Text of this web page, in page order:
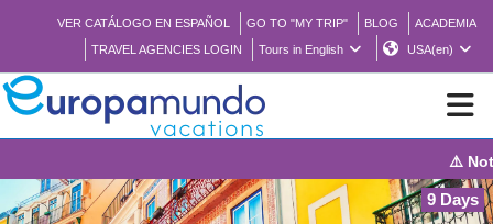
VER CATÁLOGO EN ESPAÑOL GO TO "MY TRIP" BLOG
ACADEMIA
TRAVEL AGENCIES LOGIN
Tours in English USA(en)
⚠️ Notice:
9 Days